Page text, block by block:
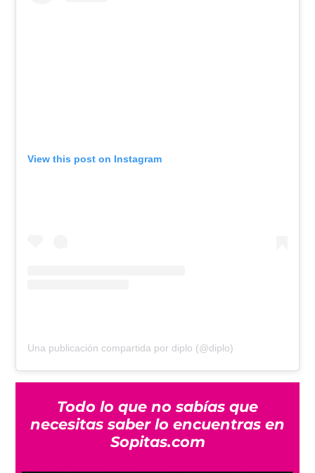
View this post on Instagram
Una publicación compartida por diplo (@diplo)
Todo lo que no sabías que
necesitas saber lo encuentras en
Sopitas.com